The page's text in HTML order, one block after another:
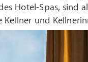
Hotel-Spas, sind
Kellner und